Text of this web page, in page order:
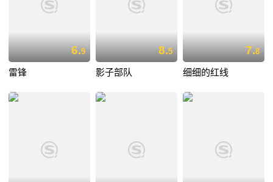
6.9
雷锋
8.5
影子部队
7.8
细细的红线